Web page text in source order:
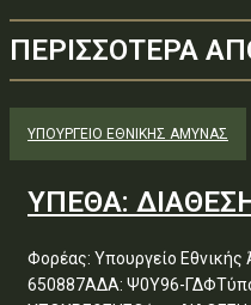
ΠΕΡΙΣΣΟΤΕΡΑ
ΥΠΟΥΡΓΕΊΟ ΕΘΝΙΚΉΣ ΆΜΥΝΑΣ
ΥΠΕΘΑ:
Φορέας: Υπουργείο
650887ΑΔΑ: Ψ0Υ96-